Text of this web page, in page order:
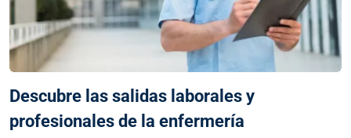
Descubre las salidas laborales y
profesionales de la enfermería